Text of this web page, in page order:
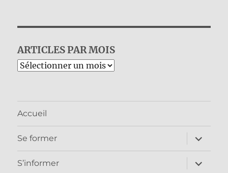
ARTICLES PAR MOIS
Archives
Accueil
Se former
ouvrir
le
sous-
menu
S’informer
ouvrir
le